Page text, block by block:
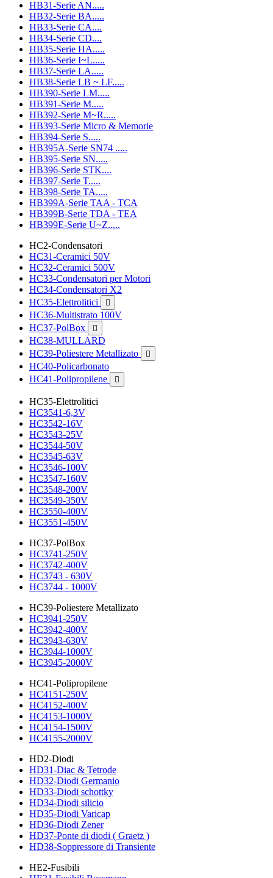
HB31-Serie AN.....
HB32-Serie BA.....
HB33-Serie CA....
HB34-Serie CD....
HB35-Serie HA.....
HB36-Serie I~L.....
HB37-Serie LA.....
HB38-Serie LB ~ LF.....
HB390-Serie LM.....
HB391-Serie M.....
HB392-Serie M~R.....
HB393-Serie Micro & Memorie
HB394-Serie S.....
HB395A-Serie SN74 .....
HB395-Serie SN.....
HB396-Serie STK....
HB397-Serie T.....
HB398-Serie TA.....
HB399A-Serie TAA - TCA
HB399B-Serie TDA - TEA
HB399E-Serie U~Z.....
HC2-Condensatori
HC31-Ceramici 50V
HC32-Ceramici 500V
HC33-Condensatori per Motori
HC34-Condensatori X2
HC35-Elettrolitici

HC36-Multistrato 100V
HC37-PolBox

HC38-MULLARD
HC39-Poliestere Metallizato

HC40-Policarbonato
HC41-Polipropilene

HC35-Elettrolitici
HC3541-6,3V
HC3542-16V
HC3543-25V
HC3544-50V
HC3545-63V
HC3546-100V
HC3547-160V
HC3548-200V
HC3549-350V
HC3550-400V
HC3551-450V
HC37-PolBox
HC3741-250V
HC3742-400V
HC3743 - 630V
HC3744 - 1000V
HC39-Poliestere Metallizato
HC3941-250V
HC3942-400V
HC3943-630V
HC3944-1000V
HC3945-2000V
HC41-Polipropilene
HC4151-250V
HC4152-400V
HC4153-1000V
HC4154-1500V
HC4155-2000V
HD2-Diodi
HD31-Diac & Tetrode
HD32-Diodi Germanio
HD33-Diodi schottky
HD34-Diodi silicio
HD35-Diodi Varicap
HD36-Diodi Zener
HD37-Ponte di diodi ( Graetz )
HD38-Soppressore di Transiente
HE2-Fusibili